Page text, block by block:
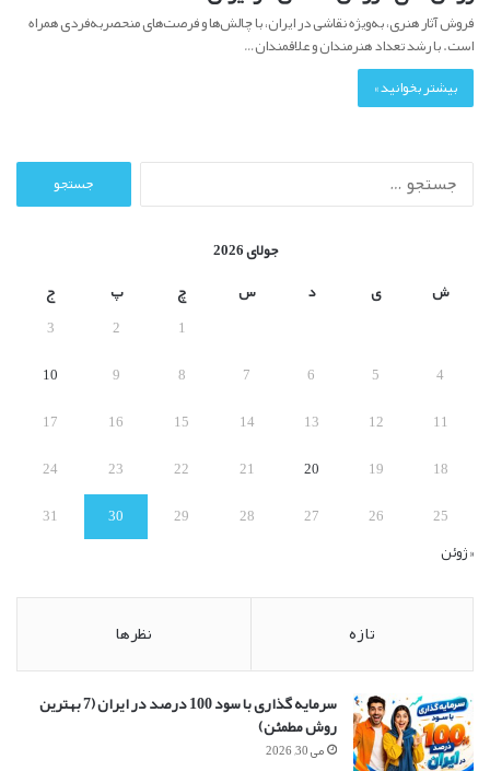
فروش آثار هنری، به‌ویژه نقاشی در ایران، با چالش‌ها و فرصت‌های منحصربه‌فردی همراه
است. با رشد تعداد هنرمندان و علاقمندان…
بیشتر بخوانید »
جولای 2026
ش
ی د س چ پ
ج
1
2
3
4
5
6
7
8
9
10
11
12
13
14
15
16
17
18
19
20
21
22
23
24
25
26
27
28
29
30
31
« ژوئن
تازه نظرها
سرمایه گذاری با سود 100 درصد در ایران (7 بهترین
روش مطمئن)
می 30, 2026